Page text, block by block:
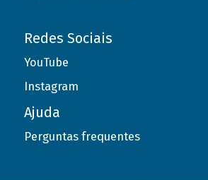
Redes Sociais
YouTube
Instagram
Ajuda
Perguntas frequentes